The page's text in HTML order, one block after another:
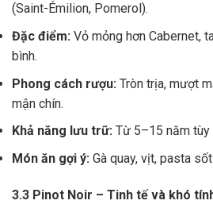
(Saint-Émilion, Pomerol).
Đặc điểm: Vỏ mỏng hơn Cabernet,
bình.
Phong cách rượu: Tròn trịa, mượt
mận chín.
Khả năng lưu trữ: Từ 5–15 năm tùy
Món ăn gợi ý: Gà quay, vịt, pasta
3.3 Pinot Noir – Tinh tế và khó